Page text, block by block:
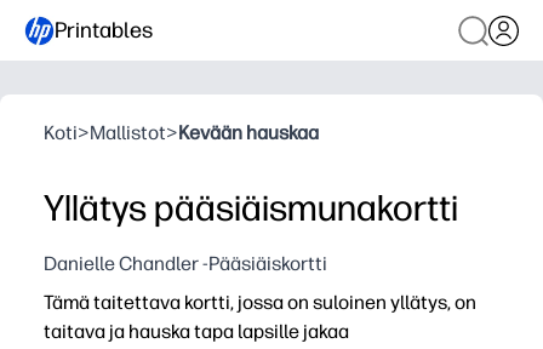
Printables
Koti>Mallistot>Kevään hauskaa
Yllätys pääsiäismunakortti
Danielle Chandler -Pääsiäiskortti
Tämä taitettava kortti, jossa on suloinen yllätys, on
taitava ja hauska tapa lapsille jakaa